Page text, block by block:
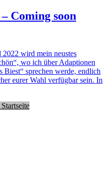
Coming soon
wird mein neustes
wo ich über Adaptionen
Biest“ sprechen werde, endlich
eurer Wahl verfügbar sein. In